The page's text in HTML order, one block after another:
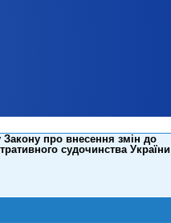
про внесення змін до
судочинства України